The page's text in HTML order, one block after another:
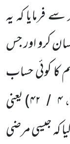
سے فرمایا کہ یہ
کرو اور جس
کا کوئی حساب
،۴ / ۴۲)یعنی
کہ جیسی مرضی